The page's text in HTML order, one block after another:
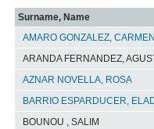
Surname, Name
AMARO GONZALEZ, CARMEN
ARANDA FERNANDEZ,
AZNAR NOVELLA, ROSA
BARRIO ESPARDUCER,
BOUNOU , SALIM